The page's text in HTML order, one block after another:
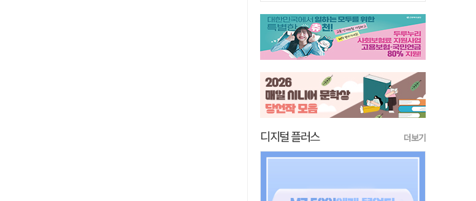
디지털 플러스 더보기